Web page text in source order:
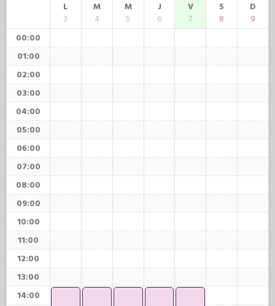
L
3
M
4
M
5
J
6
V
7
S
8
D
9
00:00
01:00
02:00
03:00
04:00
05:00
06:00
07:00
08:00
09:00
10:00
11:00
12:00
13:00
14:00